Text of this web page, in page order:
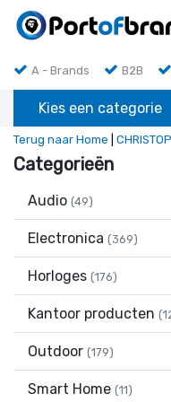
A - Brands B2B
Kies een categorie
Terug naar Home
Categorieën
Audio (49)
Electronica (369)
Horloges (176)
Kantoor producten
Outdoor (179)
Smart Home (11)